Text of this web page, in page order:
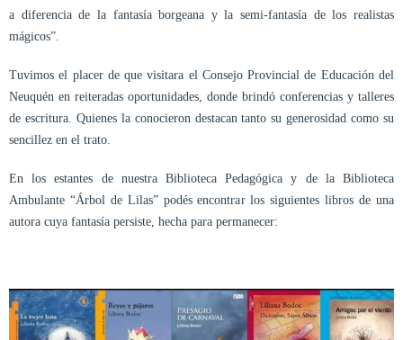
a diferencia de la fantasía borgeana y la semi-fantasía de los realistas
mágicos”.
Tuvimos el placer de que visitara el Consejo Provincial de Educación del
Neuquén en reiteradas oportunidades, donde brindó conferencias y talleres
de escritura. Quienes la conocieron destacan tanto su generosidad como su
sencillez en el trato.
En los estantes de nuestra Biblioteca Pedagógica y de la Biblioteca
Ambulante “Árbol de Lilas” podés encontrar los siguientes libros de una
autora cuya fantasía persiste, hecha para permanecer: